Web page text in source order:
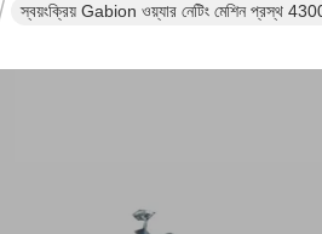
স্বয়ংক্রিয় Gabion ওয়্যার নেটিং মেশিন প্রস্থ